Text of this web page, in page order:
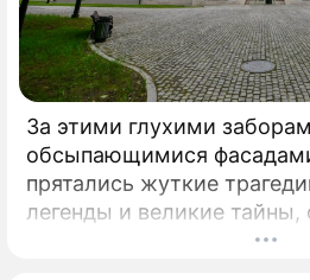
За этими глухими
обсыпающимися
прятались жуткие
легенды и великие тайны,
миллионы прохожих даже